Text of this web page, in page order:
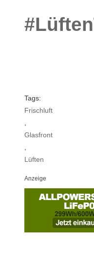
Tags:
Frischluft
Glasfront
Lüften
Anzeige